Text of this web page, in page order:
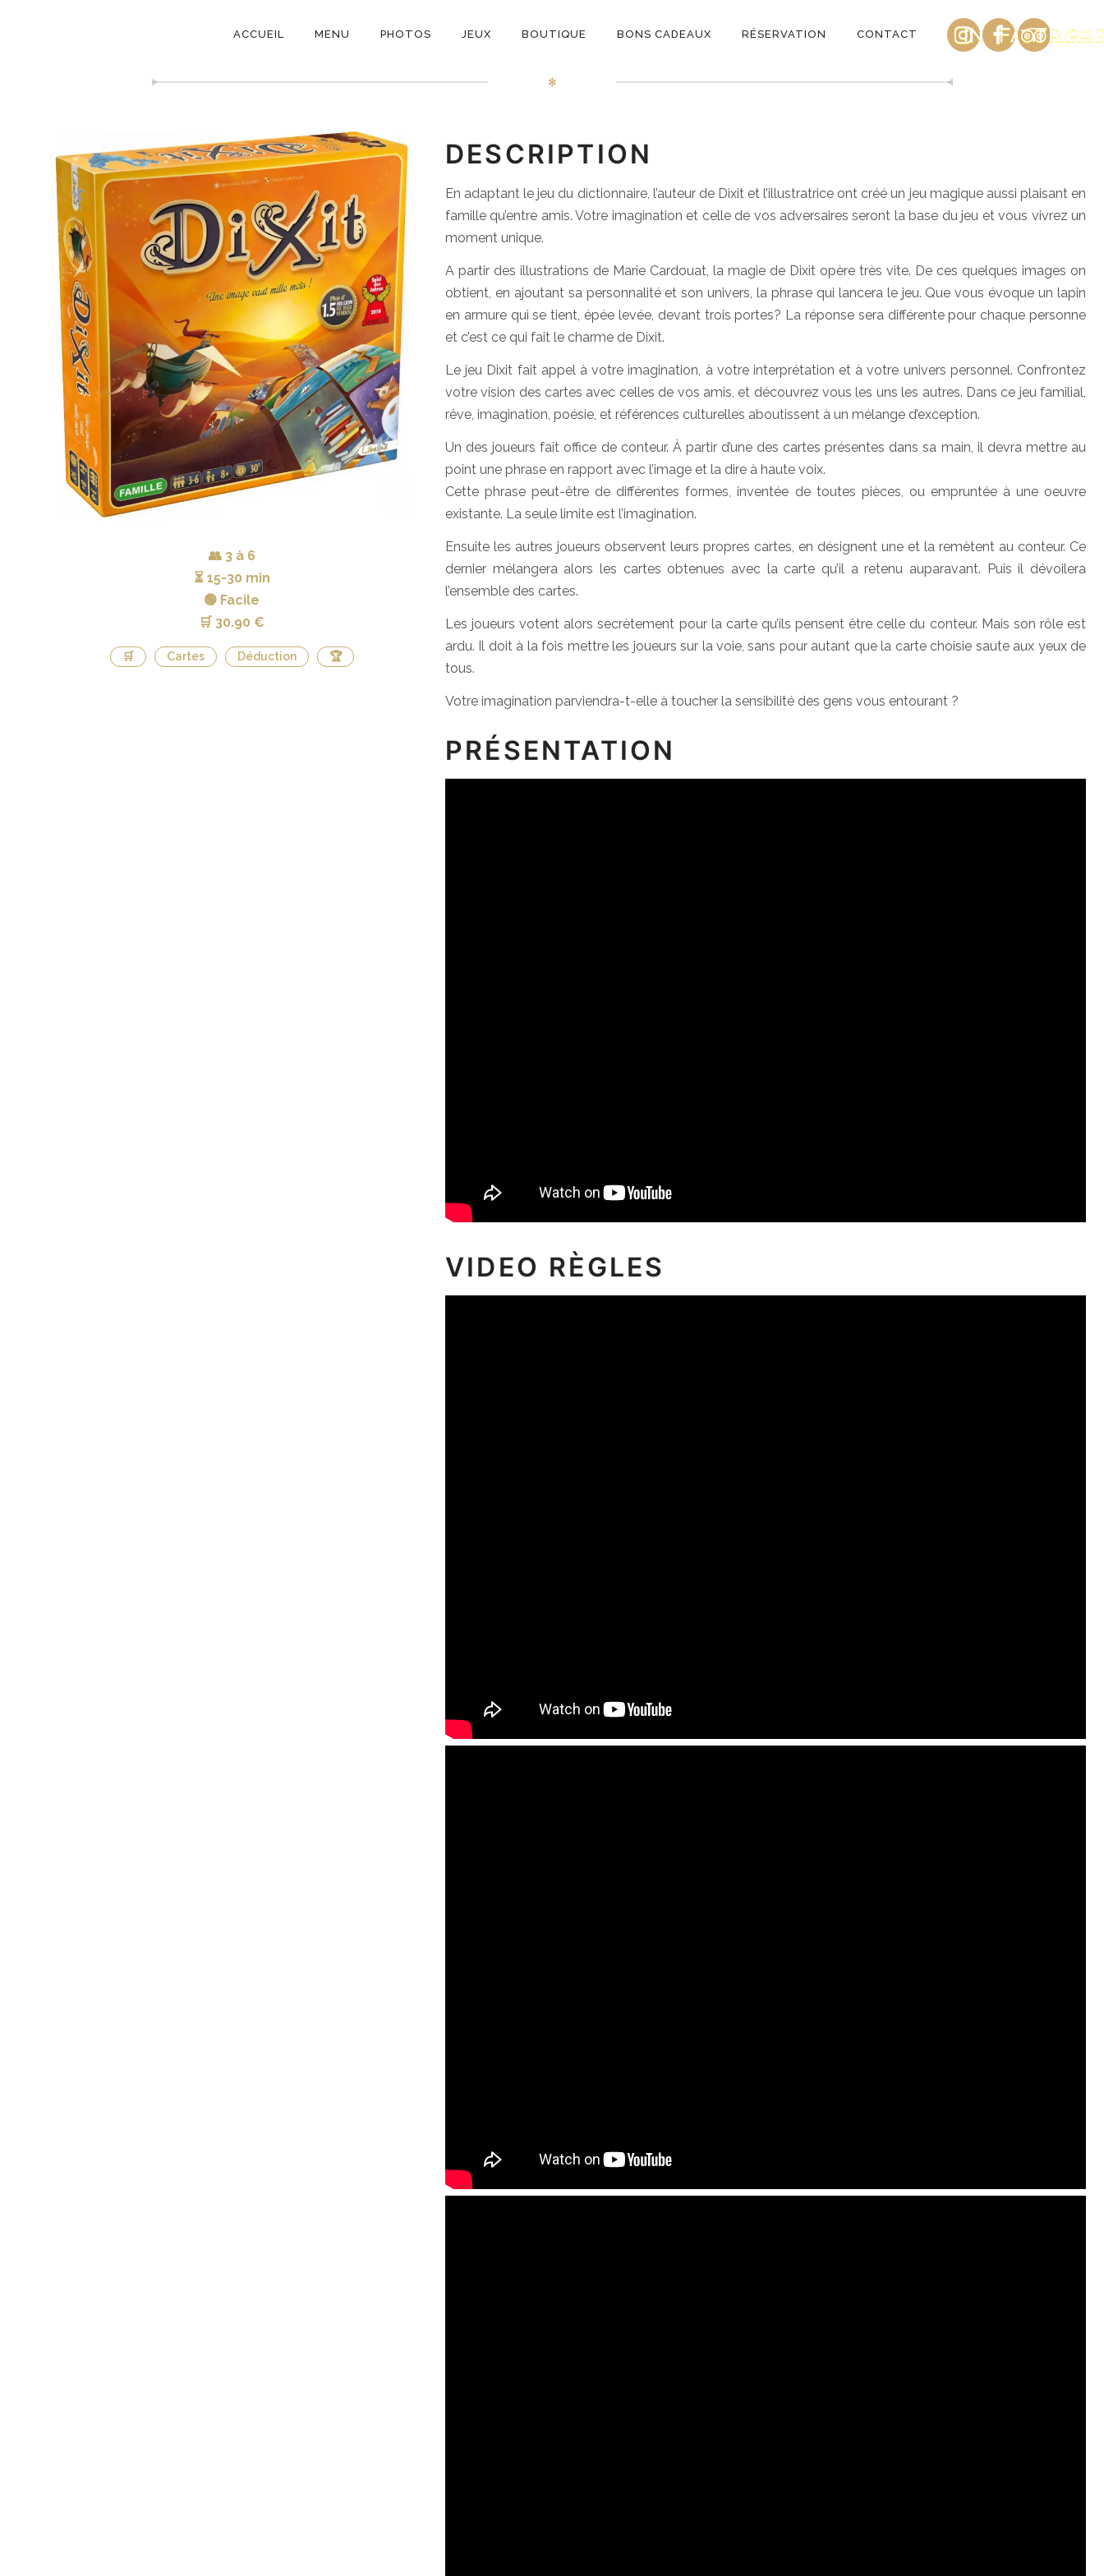
NAVIGATION
ACCUEIL MENU PHOTOS JEUX BOUTIQUE BONS CADEAUX RÉSERVATION CONTACT INSTAGRAM
Dixit
✻
👥 3 à 6
⏳ 15-30 min
🟢 Facile
🛒 30.90 €
🛒 Cartes Déduction 🏆
DESCRIPTION
En adaptant le jeu du dictionnaire, l’auteur de Dixit et l’illustratrice ont créé un jeu magique aussi plaisant en
famille qu’entre amis. Votre imagination et celle de vos adversaires seront la base du jeu et vous vivrez un
moment unique.
A partir des illustrations de Marie Cardouat, la magie de Dixit opère très vite. De ces quelques images on
obtient, en ajoutant sa personnalité et son univers, la phrase qui lancera le jeu. Que vous évoque un lapin
en armure qui se tient, épée levée, devant trois portes? La réponse sera différente pour chaque personne
et c’est ce qui fait le charme de Dixit.
Le jeu Dixit fait appel à votre imagination, à votre interprétation et à votre univers personnel. Confrontez
votre vision des cartes avec celles de vos amis, et découvrez vous les uns les autres. Dans ce jeu familial,
rêve, imagination, poésie, et références culturelles aboutissent à un mélange d’exception.
Un des joueurs fait office de conteur. À partir d’une des cartes présentes dans sa main, il devra mettre au
point une phrase en rapport avec l’image et la dire à haute voix.
Cette phrase peut-être de différentes formes, inventée de toutes pièces, ou empruntée à une oeuvre
existante. La seule limite est l’imagination.
Ensuite les autres joueurs observent leurs propres cartes, en désignent une et la remètent au conteur. Ce
dernier mélangera alors les cartes obtenues avec la carte qu’il a retenu auparavant. Puis il dévoilera
l’ensemble des cartes.
Les joueurs votent alors secrètement pour la carte qu’ils pensent être celle du conteur. Mais son rôle est
ardu. Il doit à la fois mettre les joueurs sur la voie, sans pour autant que la carte choisie saute aux yeux de
tous.
Votre imagination parviendra-t-elle à toucher la sensibilité des gens vous entourant ?
PRÉSENTATION
VIDEO RÈGLES